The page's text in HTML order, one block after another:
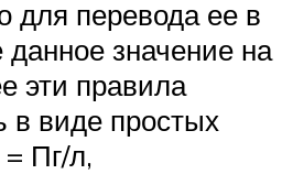
для перевода ее в
данное значение на
эти правила
в виде простых
Пг/л,